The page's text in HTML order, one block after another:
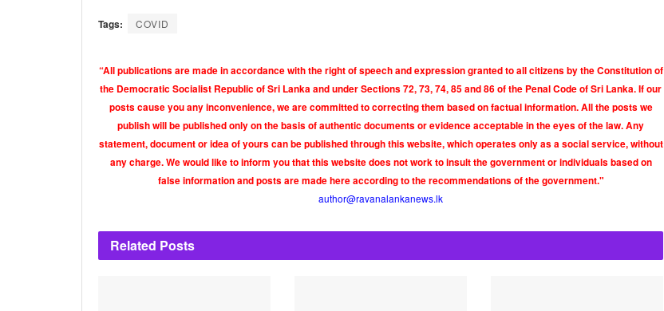
Tags: COVID
“All publications are made in accordance with the right of speech and expression granted to all citizens by the Constitution of
the Democratic Socialist Republic of Sri Lanka and under Sections 72, 73, 74, 85 and 86 of the Penal Code of Sri Lanka. If our
posts cause you any inconvenience, we are committed to correcting them based on factual information. All the posts we
publish will be published only on the basis of authentic documents or evidence acceptable in the eyes of the law. Any
statement, document or idea of yours can be published through this website, which operates only as a social service, without
any charge. We would like to inform you that this website does not work to insult the government or individuals based on
false information and posts are made here according to the recommendations of the government."
author@ravanalankanews.lk
Related Posts